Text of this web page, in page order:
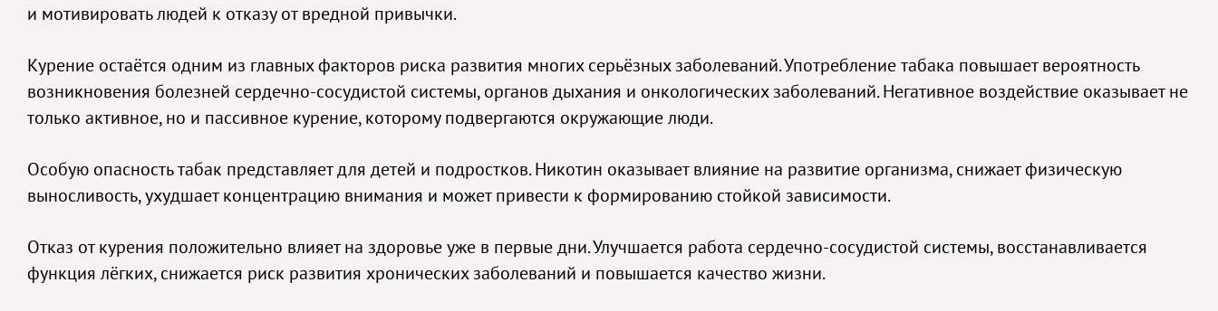
и мотивировать людей к отказу от вредной привычки.
Курение остаётся одним из главных факторов риска развития многих серьёзных заболеваний. Употребление табака повышает вероятность
возникновения болезней сердечно-сосудистой системы, органов дыхания и онкологических заболеваний. Негативное воздействие оказывает не
только активное, но и пассивное курение, которому подвергаются окружающие люди.
Особую опасность табак представляет для детей и подростков. Никотин оказывает влияние на развитие организма, снижает физическую
выносливость, ухудшает концентрацию внимания и может привести к формированию стойкой зависимости.
Отказ от курения положительно влияет на здоровье уже в первые дни. Улучшается работа сердечно-сосудистой системы, восстанавливается
функция лёгких, снижается риск развития хронических заболеваний и повышается качество жизни.